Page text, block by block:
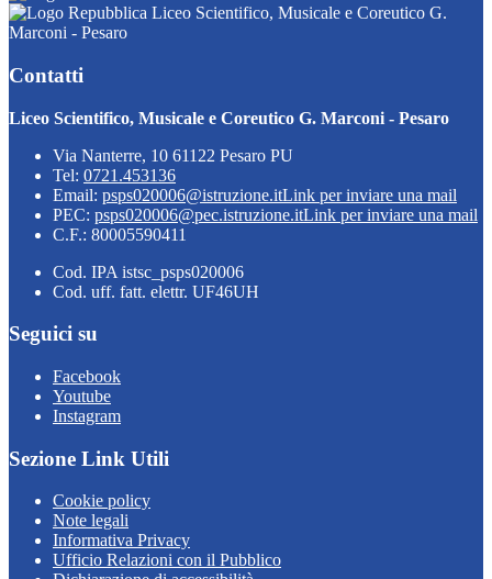
Liceo Scientifico, Musicale e Coreutico G.
Marconi - Pesaro
Contatti
Liceo Scientifico, Musicale e Coreutico G. Marconi - Pesaro
Via Nanterre, 10 61122 Pesaro PU
Tel: 0721.453136
Email: psps020006@istruzione.itLink per inviare una mail
PEC: psps020006@pec.istruzione.itLink per inviare una mail
C.F.: 80005590411
Cod. IPA istsc_psps020006
Cod. uff. fatt. elettr. UF46UH
Seguici su
Facebook
Youtube
Instagram
Sezione Link Utili
Cookie policy
Note legali
Informativa Privacy
Ufficio Relazioni con il Pubblico